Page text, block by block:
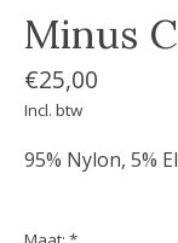
Minus
€25,00
Incl. btw
95% Nylon, 5%